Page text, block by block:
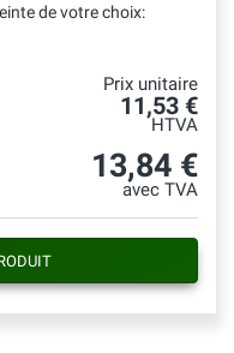
de votre choix:
Prix unitaire
11,53 €
HTVA
13,84 €
avec TVA